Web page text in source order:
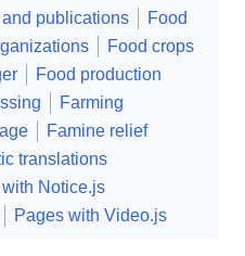
publications
Food
Food crops
Food production
Farming
Famine relief
translations
Notice.js
Pages with Video.js